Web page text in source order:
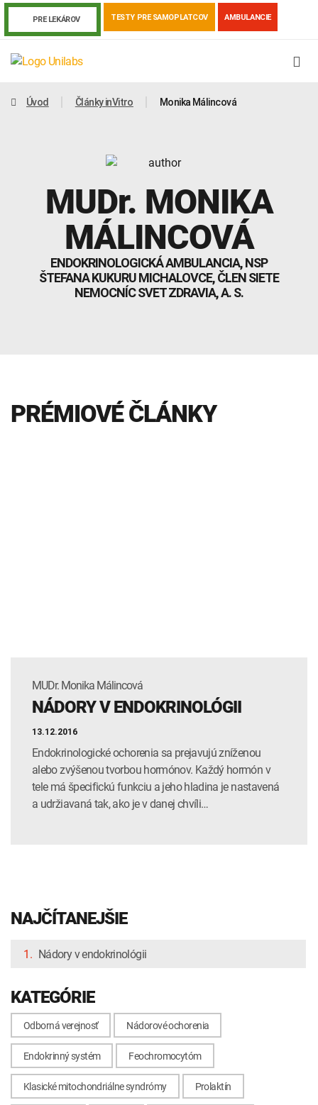
PRE LEKÁROV TESTY PRE SAMOPLATCOV AMBULANCIE
Genetika Covid-19 Žiadanky a tlačivá
Výsledky vyšetrení Kortizol Odberová príručka
Úvod Články inVitro Monika Málincová
MUDr. MONIKA
MÁLINCOVÁ
ENDOKRINOLOGICKÁ AMBULANCIA, NSP
ŠTEFANA KUKURU MICHALOVCE, ČLEN SIETE
NEMOCNÍC SVET ZDRAVIA, A. S.
PRÉMIOVÉ ČLÁNKY
MUDr. Monika Málincová
NÁDORY V ENDOKRINOLÓGII
13.12.2016
Endokrinologické ochorenia sa prejavujú zníženou
alebo zvýšenou tvorbou hormónov. Každý hormón v
tele má špecifickú funkciu a jeho hladina je nastavená
a udržiavaná tak, ako je v danej chvíli…
NAJČÍTANEJŠIE
1. Nádory v endokrinológii
KATEGÓRIE
Odborná verejnosť Nádorové ochorenia
Endokrinný systém Feochromocytóm
Klasické mitochondriálne syndrómy Prolaktín